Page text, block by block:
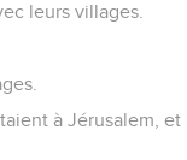
leurs villages.
à Jérusalem,